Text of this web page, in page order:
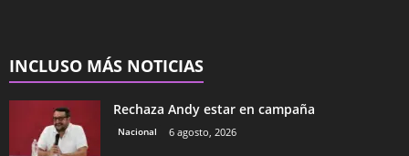
INCLUSO MÁS NOTICIAS
Rechaza Andy estar en campaña
Nacional 6 agosto, 2026